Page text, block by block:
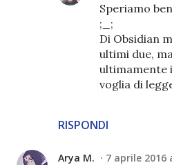
RISPONDI
Speriamo
;_;
Di Obsidian
ultimi due,
ultimamente
voglia di
Arya M. 7 aprile 2016